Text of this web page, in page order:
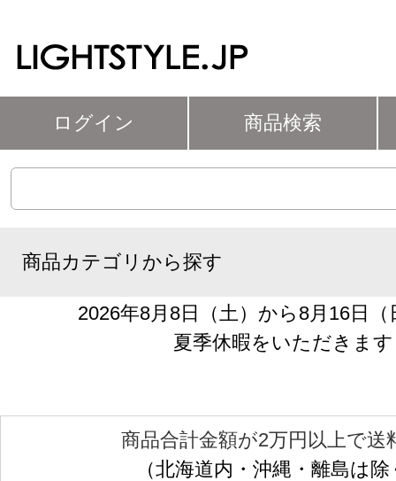
ログイン 商品検索
商品カテゴリから探す
2026年8月8日（土）から8月16日
夏季休暇をいただきます
商品合計金額が2万円以上で送
（北海道内・沖縄・離島は